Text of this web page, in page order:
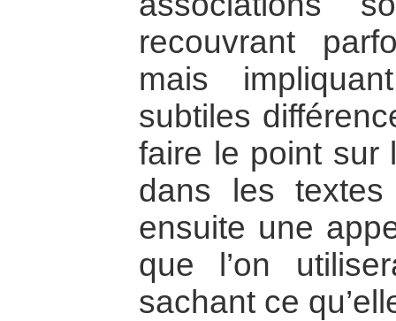
recouvrant
mais
subtiles
faire le point sur
dans les
ensuite une
que l’on
sachant ce